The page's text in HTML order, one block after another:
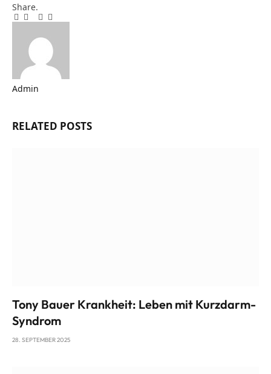
Share.
Facebook
Twitter
Pinterest
LinkedIn
Email
Telegram
WhatsApp
Copy
Admin
RELATED POSTS
Tony Bauer Krankheit: Leben mit Kurzdarm-
Syndrom
28. SEPTEMBER 2025